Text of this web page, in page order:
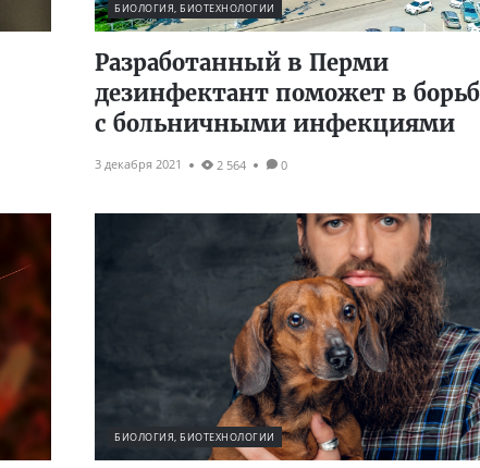
БИОЛОГИЯ, БИОТЕХНОЛОГИИ
Разработанный в Перми
дезинфектант поможет в
с больничными инфекциями
3 декабря 2021 2 564 0
БИОЛОГИЯ, БИОТЕХНОЛОГИИ